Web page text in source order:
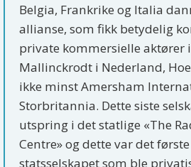
Belgia, Frankrike og Italia
allianse, som fikk betydelig
private kommersielle aktører
Mallinckrodt i Nederland,
ikke minst Amersham
Storbritannia. Dette siste
utspring i det statlige «The
Centre» og dette var det
statsselskapet som ble